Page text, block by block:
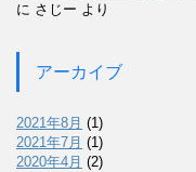
に さじー より
アーカイブ
2021年8月 (1)
2021年7月 (1)
2020年4月 (2)